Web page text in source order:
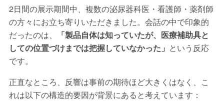
2日間の展示期間中、複数の泌尿器科医・看護師・薬剤師
の方々にお立ち寄りいただきました。会話の中で印象的
だったのは、
「製品自体は知っていたが、医療補助具と
しての位置づけまでは把握していなかった」 という反応
です。
正直なところ、反響は事前の期待ほど大きくはなく、こ
れは以下の構造的要因が背景にあると考えています：